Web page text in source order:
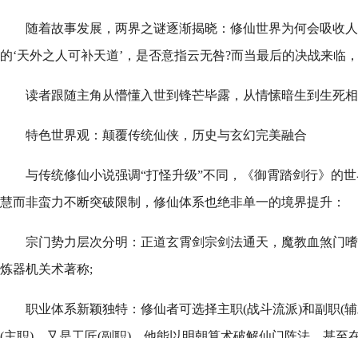
随着故事发展，两界之谜逐渐揭晓：修仙世界为何会吸收
的‘天外之人可补天道’，是否意指云无咎?而当最后的决战来临
读者跟随主角从懵懂入世到锋芒毕露，从情愫暗生到生死
特色世界观：颠覆传统仙侠，历史与玄幻完美融合
与传统修仙小说强调“打怪升级”不同，《御霄踏剑行》
慧而非蛮力不断突破限制，修仙体系也绝非单一的境界提升：
宗门势力层次分明：正道玄霄剑宗剑法通天，魔教血煞门
炼器机关术著称;
职业体系新颖独特：修仙者可选择主职(战斗流派)和副职(